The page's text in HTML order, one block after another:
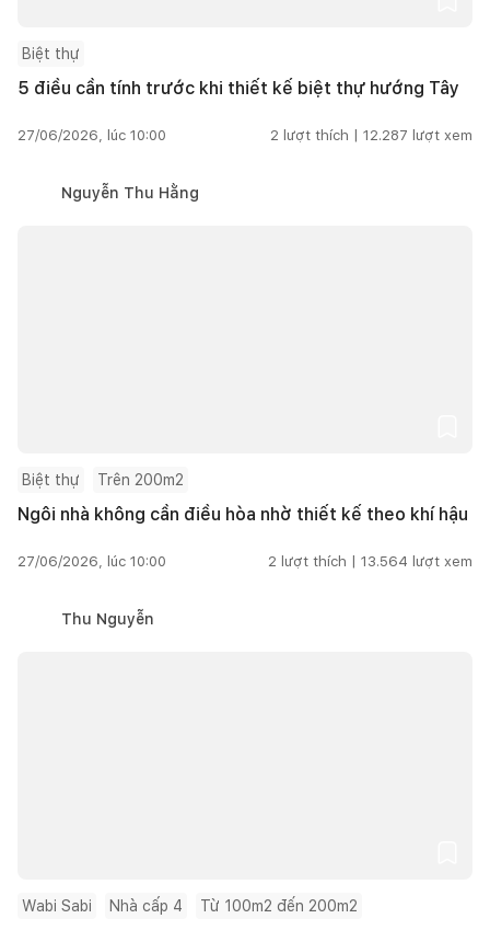
Biệt thự
5 điều cần tính trước khi thiết kế biệt thự hướng Tây
27/06/2026, lúc 10:00 2 lượt thích | 12.287 lượt xem
Nguyễn Thu Hằng
Biệt thự Trên 200m2
Ngôi nhà không cần điều hòa nhờ thiết kế theo khí hậu
27/06/2026, lúc 10:00 2 lượt thích | 13.564 lượt xem
Thu Nguyễn
Wabi Sabi Nhà cấp 4 Từ 100m2 đến 200m2